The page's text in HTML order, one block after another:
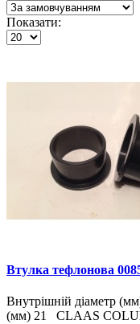
Показати:
Втулка тефлонова
Внутрішній діаметр
(мм) 21 CLAAS